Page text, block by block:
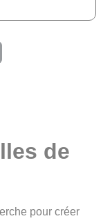
de
pour créer